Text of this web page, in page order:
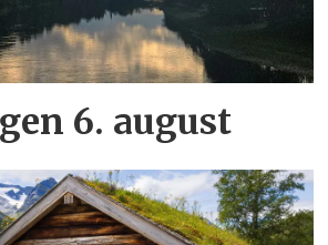
6. august